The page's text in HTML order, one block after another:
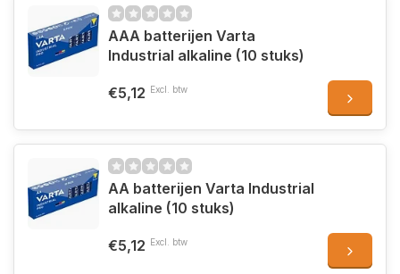
AAA batterijen Varta
Industrial alkaline (10 stuks)
€5,12 Excl. btw
AA batterijen Varta Industrial
alkaline (10 stuks)
€5,12 Excl. btw